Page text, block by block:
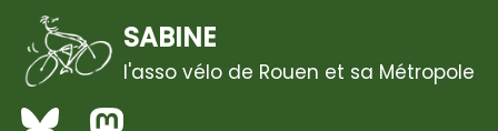
Aller
au
contenu
SABINE
l'asso vélo de Rouen et sa Métropole